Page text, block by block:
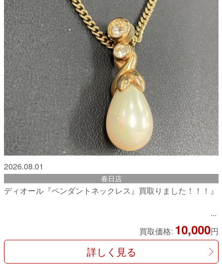
2026.08.01
春日店
ディオール『ペンダントネックレス』買取りました！！！』
買取価格: 10,000円
詳しく見る